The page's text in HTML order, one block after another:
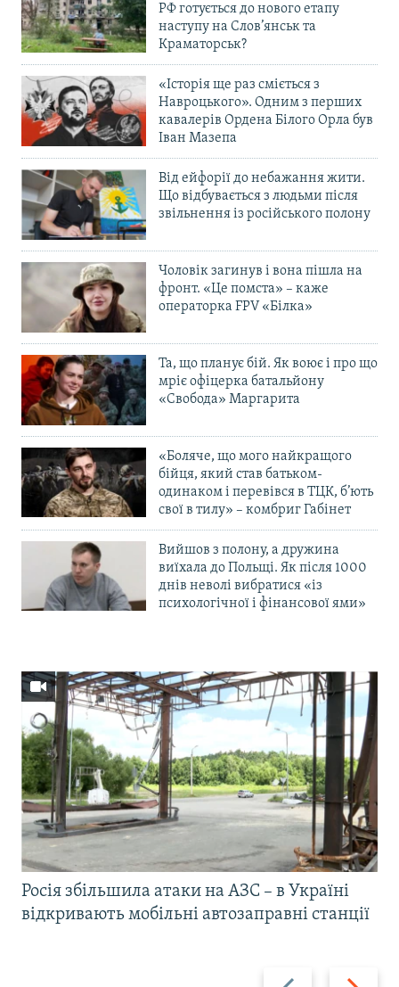
РФ готується до нового етапу
наступу на Слов’янськ та
Краматорськ?
«Історія ще раз сміється з
Навроцького». Одним з перших
кавалерів Ордена Білого Орла був
Іван Мазепа
Від ейфорії до небажання жити.
Що відбувається з людьми після
звільнення із російського полону
Чоловік загинув і вона пішла на
фронт. «Це помста» – каже
операторка FPV «Білка»
Та, що планує бій. Як воює і про що
мріє офіцерка батальйону
«Свобода» Маргарита
«Боляче, що мого найкращого
бійця, який став батьком-
одинаком і перевівся в ТЦК, б’ють
свої в тилу» – комбриг Габінет
Вийшов з полону, а дружина
виїхала до Польщі. Як після 1000
днів неволі вибратися «із
психологічної і фінансової ями»
Назад Вперед
Росія збільшила атаки на АЗС – в Україні
відкривають мобільні автозаправні станції